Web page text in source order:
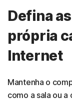
Defina
própria
Internet
Mantenha o
como a sala ou a